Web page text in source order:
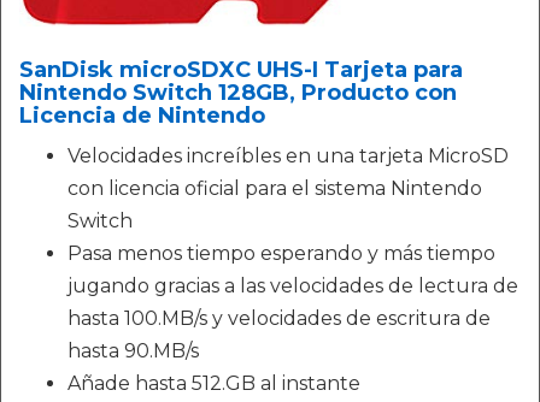
SanDisk microSDXC UHS-I Tarjeta para
Nintendo Switch 128GB, Producto con
Licencia de Nintendo
Velocidades increíbles en una tarjeta MicroSD
con licencia oficial para el sistema Nintendo
Switch
Pasa menos tiempo esperando y más tiempo
jugando gracias a las velocidades de lectura de
hasta 100.MB/s y velocidades de escritura de
hasta 90.MB/s
Añade hasta 512.GB al instante